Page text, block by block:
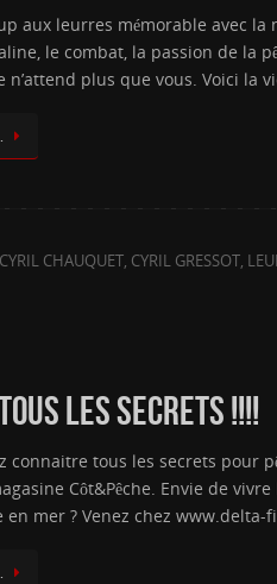
aux leurres mémorable avec la
le combat, la passion de la
plus que vous. Voici la
CYRIL CHAUQUET, CYRIL GRESSOT,
LES SECRETS !!!!
connaitre tous les secrets pour
Côt&Pêche. Envie de
mer ? Venez chez www.delta-